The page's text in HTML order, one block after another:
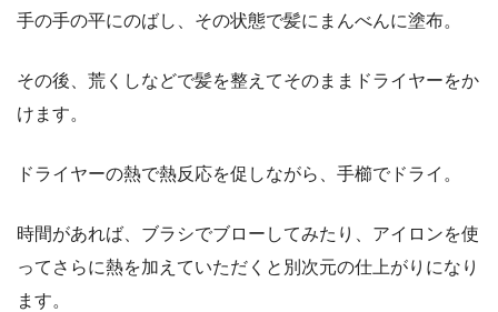
手の手の平にのばし、その状態で髪にまんべんに塗布。
その後、荒くしなどで髪を整えてそのままドライヤーをか
けます。
ドライヤーの熱で熱反応を促しながら、手櫛でドライ。
時間があれば、ブラシでブローしてみたり、アイロンを使
ってさらに熱を加えていただくと別次元の仕上がりになり
ます。